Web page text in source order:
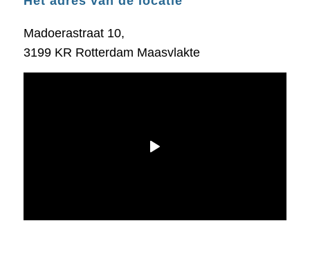
Madoerastraat 10,
3199 KR Rotterdam Maasvlakte